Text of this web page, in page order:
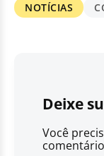
NOTÍCIAS
Deixe
Você